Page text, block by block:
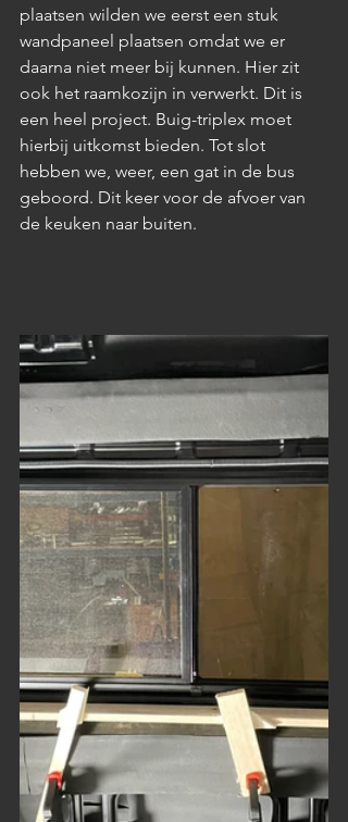
plaatsen wilden we eerst een stuk
wandpaneel plaatsen omdat we er
daarna niet meer bij kunnen. Hier zit
ook het raamkozijn in verwerkt. Dit is
een heel project. Buig-triplex moet
hierbij uitkomst bieden. Tot slot
hebben we, weer, een gat in de bus
geboord. Dit keer voor de afvoer van
de keuken naar buiten.